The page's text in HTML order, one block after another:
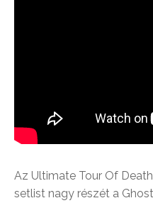
Az Ultimate Tour Of
setlist nagy részét a